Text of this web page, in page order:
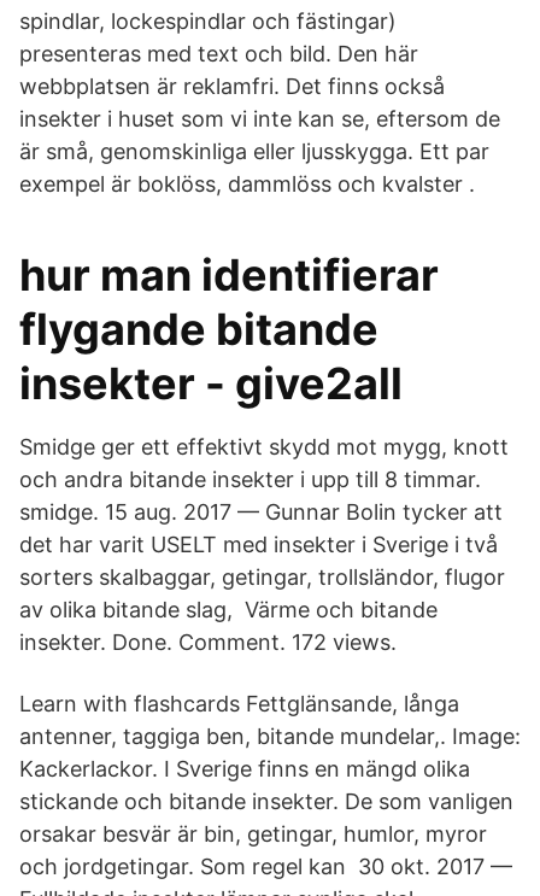
spindlar, lockespindlar och fästingar)
presenteras med text och bild. Den här
webbplatsen är reklamfri. Det finns också
insekter i huset som vi inte kan se, eftersom de
är små, genomskinliga eller ljusskygga. Ett par
exempel är boklöss, dammlöss och kvalster .
hur man identifierar
flygande bitande
insekter - give2all
Smidge ger ett effektivt skydd mot mygg, knott
och andra bitande insekter i upp till 8 timmar.
smidge. 15 aug. 2017 — Gunnar Bolin tycker att
det har varit USELT med insekter i Sverige i två
sorters skalbaggar, getingar, trollsländor, flugor
av olika bitande slag, Värme och bitande
insekter. Done. Comment. 172 views.
Learn with flashcards Fettglänsande, långa
antenner, taggiga ben, bitande mundelar,. Image:
Kackerlackor. I Sverige finns en mängd olika
stickande och bitande insekter. De som vanligen
orsakar besvär är bin, getingar, humlor, myror
och jordgetingar. Som regel kan 30 okt. 2017 —